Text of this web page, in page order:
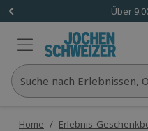
Über
Suche nach Erlebnissen,
Home / Erlebnis-